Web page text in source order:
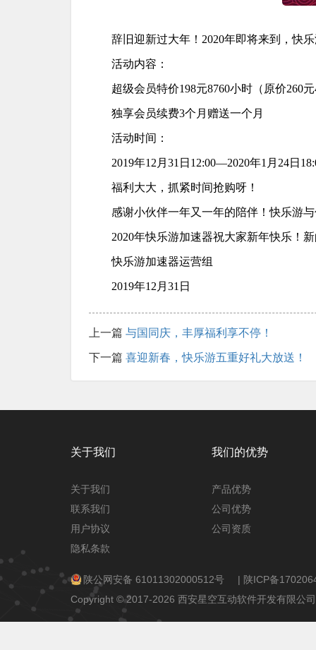
辞旧迎新过大年！2020年即将来到，快
活动内容：
超级会员特价198元8760小时（原价260
独享会员续费3个月赠送一个月
活动时间：
2019年12月31日12:00—2020年1月24日
福利大大，抓紧时间抢购呀！
感谢小伙伴一年又一年的陪伴！快乐游
2020年快乐游加速器祝大家新年快乐！
快乐游加速器运营组
2019年12月31日
上一篇 与国同庆，丰厚福利享不停！
下一篇 喜迎新春，快乐游五重好礼大放送！
关于我们
关于我们
联系我们
用户协议
隐私条款
我们的优势
产品优势
公司优势
公司资质
陕公网安备 61011302000512号 | 陕ICP备
Copyright © 2017-2026 西安星空互动软件开发有限公